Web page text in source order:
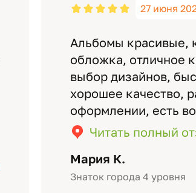
Мария К.
Знаток города 4 уровня
27 июня
Альбомы красивые,
обложка, отличное
выбор дизайнов,
хорошее качество,
оформлении, есть
кадры (потом можно
короткое видео с
Небольшой…
Читать полный